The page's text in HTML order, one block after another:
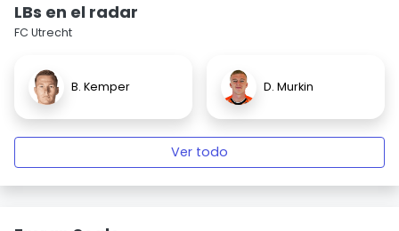
LBs en el radar
FC Utrecht
B. Kemper D. Murkin
Ver todo